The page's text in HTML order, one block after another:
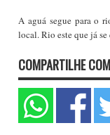
A aguá segue para o
local. Rio este que já
COMPARTILHE